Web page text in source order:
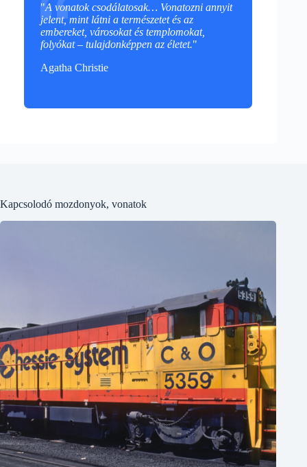
"A vonatok csodálatosak… Vonatozni annyit
jelent, mint látni a természetet és az
embereket, városokat és templomokat,
folyókat – tulajdonképpen az életet."
Agatha Christie
Kapcsolodó mozdonyok, vonatok